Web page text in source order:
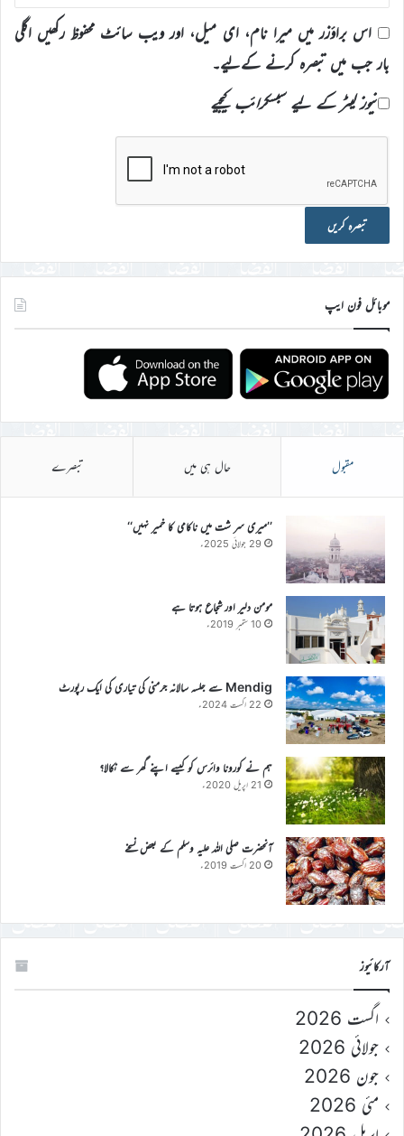
اس براؤزر میں میرا نام، ای میل، اور ویب سائٹ محفوظ رکھیں اگلی
بار جب میں تبصرہ کرنے کےلیے۔
نیوز لیٹر کے لیے سبسکرائب کیجیے
موبائل فون ایپ
مقبول حال ہی میں تبصرے
’’میری سر شت میں ناکامی کا خمیر نہیں‘‘
29 جولائی 2025ء
مومن دلیر اور شجاع ہوتا ہے
10 ستمبر 2019ء
Mendig سے جلسہ سالانہ جرمنی کی تیاری کی ایک رپورٹ
22 اگست 2024ء
ہم نے کورونا وائرس کو کیسے اپنے گھر سے نکالا؟
21 اپریل 2020ء
آنحضرت صلی اللہ علیہ وسلم کے بعض نسخے
20 اگست 2019ء
آرکائیوز
اگست 2026
جولائی 2026
جون 2026
مئی 2026